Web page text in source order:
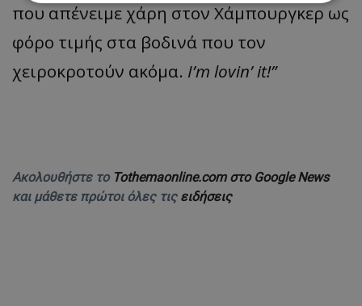
που απένειμε χάρη στον Χάμπουργκερ ως
φόρο τιμής στα βοδινά που τον
χειροκροτούν ακόμα. I’m lovin’ it!”
Ακολουθήστε το Tothemaonline.com στο Google News
και μάθετε πρώτοι όλες τις ειδήσεις
Απολύτως απαραίτητα
Μη ταξινομημένα
Προμηθευτής/